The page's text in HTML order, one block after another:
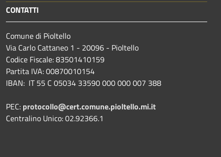
CONTATTI
Comune di Pioltello
Via Carlo Cattaneo 1 - 20096 - Pioltello
Codice Fiscale: 83501410159
Partita IVA: 00870010154
IBAN: IT 55 C 05034 33590 000 000 007 388
PEC: protocollo@cert.comune.pioltello.mi.it
Centralino Unico: 02.92366.1